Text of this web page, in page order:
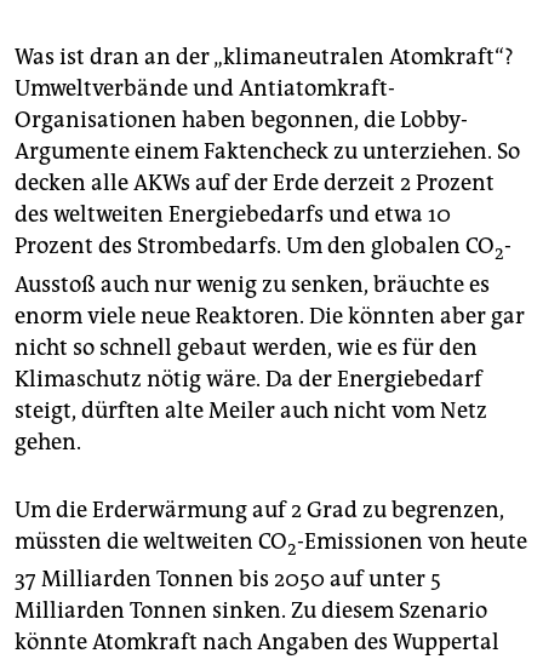
Was ist dran an der „klimaneutralen Atomkraft“?
Umweltverbände und Antiatomkraft-
Organisationen haben begonnen, die Lobby-
Argumente einem Faktencheck zu unterziehen. So
decken alle AKWs auf der Erde derzeit 2 Prozent
des weltweiten Energiebedarfs und etwa 10
Prozent des Strombedarfs. Um den globalen CO2-
Ausstoß auch nur wenig zu senken, bräuchte es
enorm viele neue Reaktoren. Die könnten aber gar
nicht so schnell gebaut werden, wie es für den
Klimaschutz nötig wäre. Da der Energiebedarf
steigt, dürften alte Meiler auch nicht vom Netz
gehen.
Um die Erderwärmung auf 2 Grad zu begrenzen,
müssten die weltweiten CO2-Emissionen von heute
37 Milliarden Tonnen bis 2050 auf unter 5
Milliarden Tonnen sinken. Zu diesem Szenario
könnte Atomkraft nach Angaben des Wuppertal